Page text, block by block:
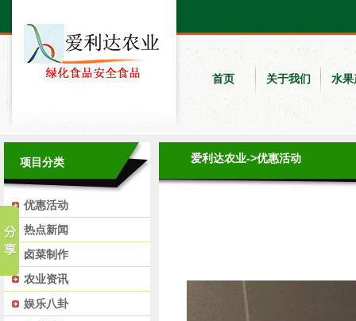
首页 关于我们 水果
项目分类
优惠活动
热点新闻
卤菜制作
农业资讯
娱乐八卦
爱利达农业->优惠活动